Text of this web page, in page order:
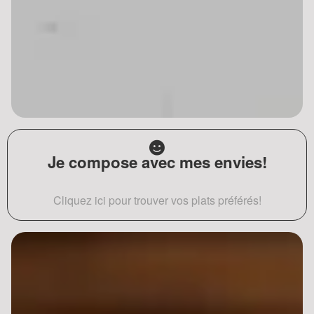
Je compose avec mes envies!
Cliquez ici pour trouver vos plats préférés!